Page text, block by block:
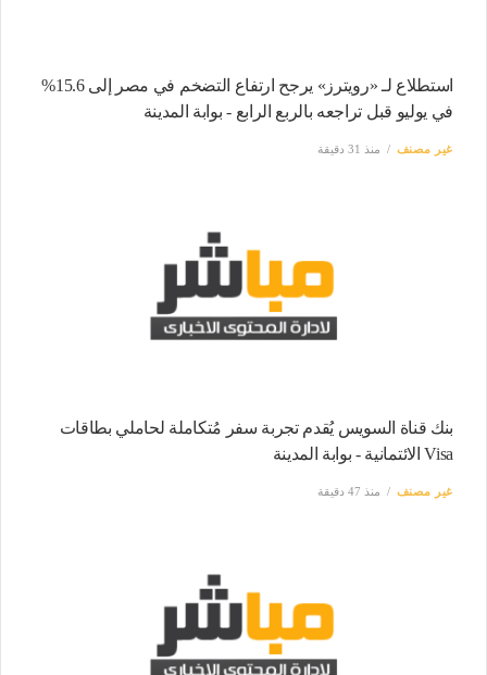
استطلاع لـ «رويترز» يرجح ارتفاع التضخم في مصر إلى 15.6%
في يوليو قبل تراجعه بالربع الرابع - بوابة المدينة
غير مصنف منذ 31 دقيقة
بنك قناة السويس يُقدم تجربة سفر مُتكاملة لحاملي بطاقات
Visa الائتمانية - بوابة المدينة
غير مصنف منذ 47 دقيقة